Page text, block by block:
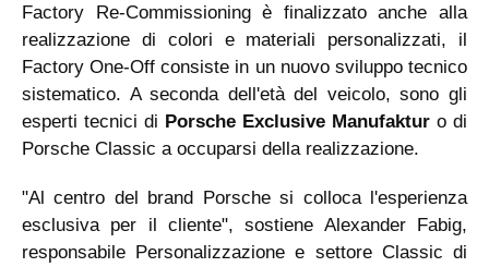
Factory Re-Commissioning è finalizzato anche alla
realizzazione di colori e materiali personalizzati, il
Factory One-Off consiste in un nuovo sviluppo tecnico
sistematico. A seconda dell'età del veicolo, sono gli
esperti tecnici di Porsche Exclusive Manufaktur o di
Porsche Classic a occuparsi della realizzazione.
"Al centro del brand Porsche si colloca l'esperienza
esclusiva per il cliente", sostiene Alexander Fabig,
responsabile Personalizzazione e settore Classic di